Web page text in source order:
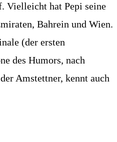
Vielleicht hat Pepi seine
Bahrein und Wien.
(der ersten
des Humors, nach
Amstettner, kennt auch